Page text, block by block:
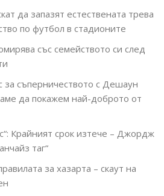
да запазят естествената трева
по футбол в стадионите
със семейството си след
съперничеството с Дешаун
да покажем най-доброто от
Крайният срок изтече – Джордж
таг“
за хазарта – скаут на